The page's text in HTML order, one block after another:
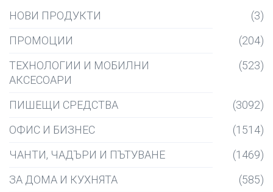
НОВИ ПРОДУКТИ
(3)
ПРОМОЦИИ
(204)
ТЕХНОЛОГИИ И МОБИЛНИ
АКСЕСОАРИ
(523)
ПИШЕЩИ СРЕДСТВА
(3092)
ОФИС И БИЗНЕС
(1514)
ЧАНТИ, ЧАДЪРИ И ПЪТУВАНЕ
(1469)
ЗА ДОМА И КУХНЯТА
(585)